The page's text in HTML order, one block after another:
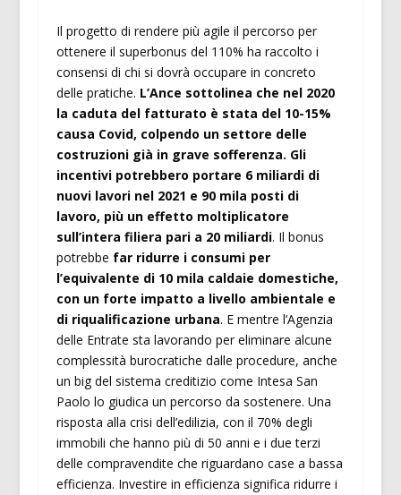
Il progetto di rendere più agile il percorso per
ottenere il superbonus del 110% ha raccolto i
consensi di chi si dovrà occupare in concreto
delle pratiche. L’Ance sottolinea che nel 2020
la caduta del fatturato è stata del 10-15%
causa Covid, colpendo un settore delle
costruzioni già in grave sofferenza. Gli
incentivi potrebbero portare 6 miliardi di
nuovi lavori nel 2021 e 90 mila posti di
lavoro, più un effetto moltiplicatore
sull’intera filiera pari a 20 miliardi. Il bonus
potrebbe far ridurre i consumi per
l’equivalente di 10 mila caldaie domestiche,
con un forte impatto a livello ambientale e
di riqualificazione urbana. E mentre l’Agenzia
delle Entrate sta lavorando per eliminare alcune
complessità burocratiche dalle procedure, anche
un big del sistema creditizio come Intesa San
Paolo lo giudica un percorso da sostenere. Una
risposta alla crisi dell’edilizia, con il 70% degli
immobili che hanno più di 50 anni e i due terzi
delle compravendite che riguardano case a bassa
efficienza. Investire in efficienza significa ridurre i